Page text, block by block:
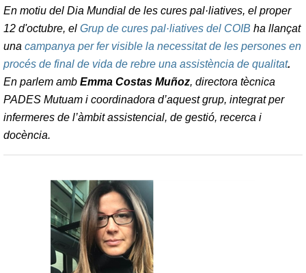
En motiu del Dia Mundial de les cures pal·liatives, el proper
12 d'octubre, el Grup de cures pal·liatives del COIB ha llançat
una campanya per fer visible la necessitat de les persones en
procés de final de vida de rebre una assistència de qualitat.
En parlem amb Emma Costas Muñoz, directora tècnica
PADES Mutuam i coordinadora d’aquest grup, integrat per
infermeres de l’àmbit assistencial, de gestió, recerca i
docència.